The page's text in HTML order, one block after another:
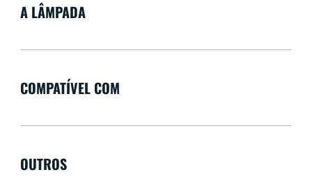
A LÂMPADA
COMPATÍVEL COM
OUTROS